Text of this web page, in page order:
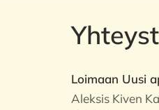
Loimaan Uusi
Aleksis Kiven